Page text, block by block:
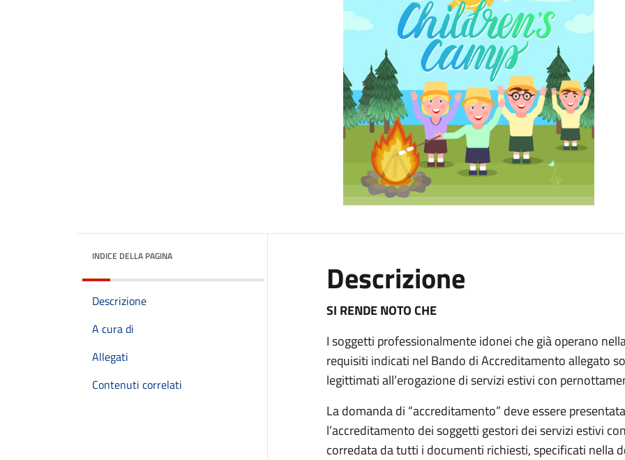
INDICE DELLA PAGINA
Descrizione
A cura di
Allegati
Contenuti correlati
Descrizione
SI RENDE NOTO CHE
I soggetti professionalmente idonei che già operano
requisiti indicati nel Bando di Accreditamento allegato
legittimati all’erogazione di servizi estivi con
La domanda di “accreditamento” deve essere
l’accreditamento dei soggetti gestori dei servizi estivi
corredata da tutti i documenti richiesti, specificati nella